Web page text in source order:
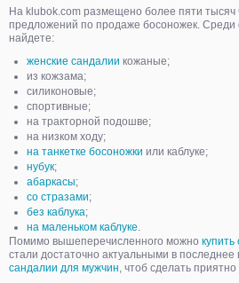
На klubok.com размещено более пяти тысяч
предложений по продаже босоножек.
найдете:
женские сандалии кожаные;
из кожзама;
силиконовые;
спортивные;
на тракторной подошве;
на низком ходу;
на танкетке босоножки или каблуке;
нубук;
абаркасы;
со стразами;
без каблука;
на маленьком каблуке.
Помимо вышеперечисленного можно купить
стали достаточно актуальными в
сандалии для мужчин, чтоб сделать